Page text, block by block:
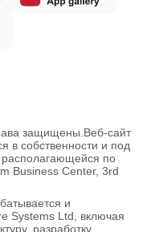
защищены. Веб-сайт
в собственности и под
по
Business Center, 3rd
и
Systems Ltd, включая
разработку